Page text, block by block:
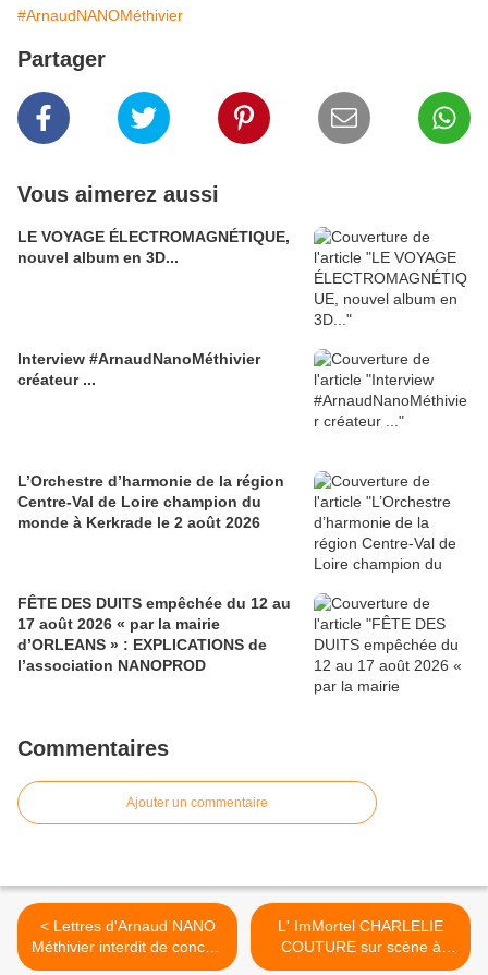
#ArnaudNANOMéthivier
Partager
Vous aimerez aussi
LE VOYAGE ÉLECTROMAGNÉTIQUE,
nouvel album en 3D...
Interview #ArnaudNanoMéthivier
créateur ...
L’Orchestre d’harmonie de la région
Centre-Val de Loire champion du
monde à Kerkrade le 2 août 2026
FÊTE DES DUITS empêchée du 12 au
17 août 2026 « par la mairie
d’ORLEANS » : EXPLICATIONS de
l’association NANOPROD
Commentaires
Ajouter un commentaire
< Lettres d'Arnaud NANO
Méthivier interdit de concert
sur le Festival de Loire
L' ImMortel CHARLELIE
COUTURE sur scène à
CHECY demain 1er octobre